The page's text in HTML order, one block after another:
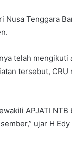
Tenggara
telah
tersebut, CRU
APJATI
ujar H